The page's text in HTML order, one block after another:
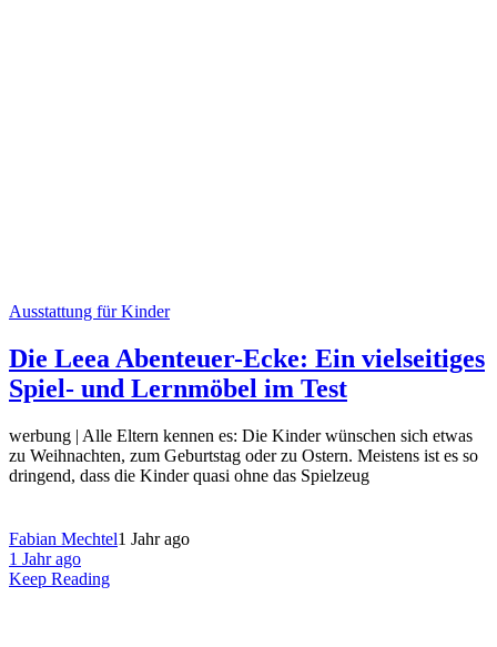
Ausstattung für Kinder
Die Leea Abenteuer-Ecke: Ein vielseitiges
Spiel- und Lernmöbel im Test
werbung | Alle Eltern kennen es: Die Kinder wünschen sich etwas
zu Weihnachten, zum Geburtstag oder zu Ostern. Meistens ist es so
dringend, dass die Kinder quasi ohne das Spielzeug
Fabian Mechtel1 Jahr ago
1 Jahr ago
Keep Reading